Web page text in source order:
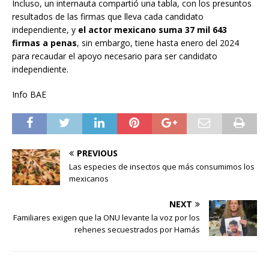
Incluso, un internauta compartió una tabla, con los presuntos
resultados de las firmas que lleva cada candidato
independiente, y el actor mexicano suma 37 mil 643
firmas a penas, sin embargo, tiene hasta enero del 2024
para recaudar el apoyo necesario para ser candidato
independiente.
Info BAE
PREVIOUS
Las especies de insectos que más consumimos los
mexicanos
NEXT
Familiares exigen que la ONU levante la voz por los
rehenes secuestrados por Hamás